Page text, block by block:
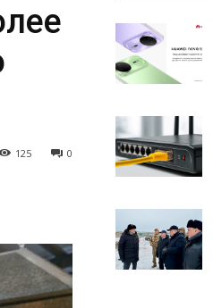
0
125